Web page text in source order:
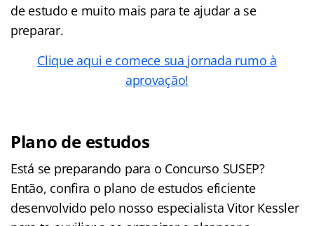
de estudo e muito mais para te ajudar a se
preparar.
Clique aqui e comece sua jornada rumo à
aprovação!
Plano de estudos
Está se preparando para o Concurso SUSEP?
Então, confira o plano de estudos eficiente
desenvolvido pelo nosso especialista Vitor Kessler